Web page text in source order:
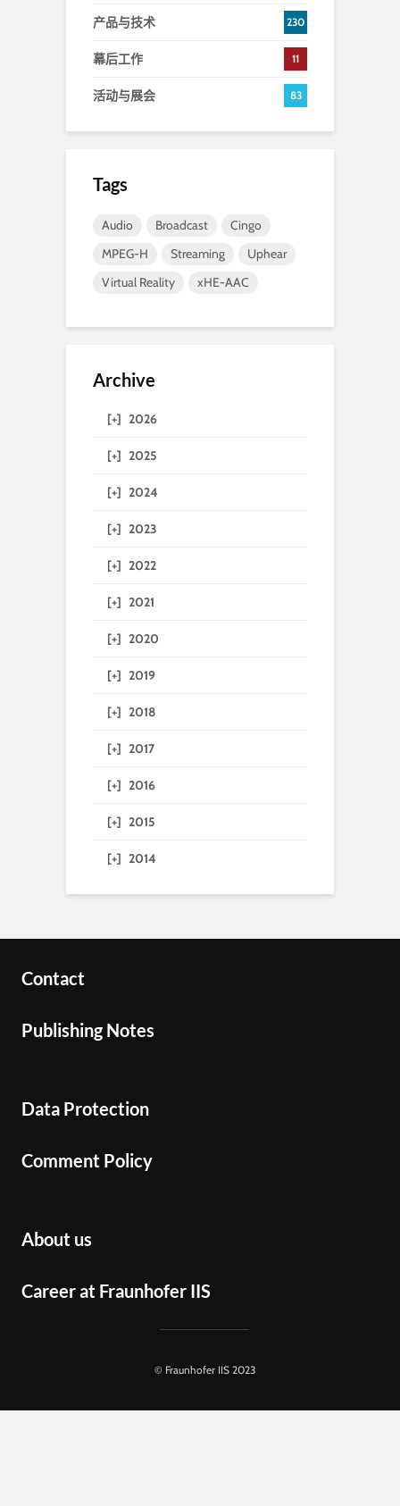
产品与技术 230
幕后工作 11
活动与展会 83
Tags
Audio Broadcast
Cingo
MPEG-H
Streaming
Uphear
Virtual Reality
xHE-AAC
Archive
[+] 2026
[+] 2025
[+] 2024
[+] 2023
[+] 2022
[+] 2021
[+] 2020
[+] 2019
[+] 2018
[+] 2017
[+] 2016
[+] 2015
[+] 2014
Contact
Publishing Notes
Data Protection
Comment Policy
About us
Career at Fraunhofer IIS
© Fraunhofer IIS 2023